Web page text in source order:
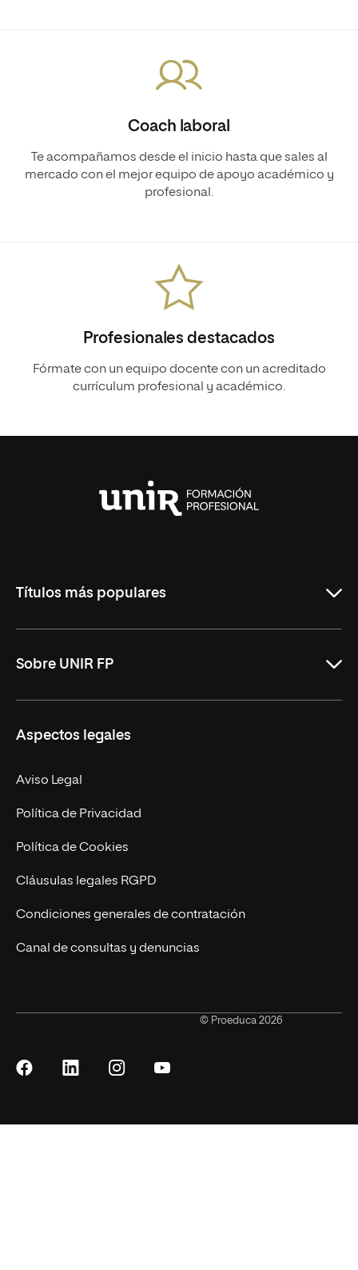
Coach laboral
Te acompañamos desde el inicio hasta que sales al
mercado con el mejor equipo de apoyo académico y
profesional.
Profesionales destacados
Fórmate con un equipo docente con un acreditado
currículum profesional y académico.
Títulos más populares
DAM Online
DAW Online
Administración y Finanzas Online
Marketing y Publicidad Online
Sobre UNIR FP
Revista UNIR FP
Grados superiores
Becas para Formación Profesional
Aspectos legales
Aviso Legal
Política de Privacidad
Política de Cookies
Cláusulas legales RGPD
Condiciones generales de contratación
Canal de consultas y denuncias
Síguenos
SíguenosSíguenosSíguenos
© Proeduca 2026